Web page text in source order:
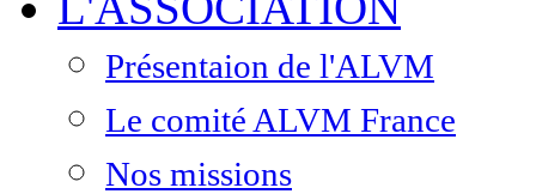
Présentaion de l'ALVM
Le comité ALVM France
Nos missions